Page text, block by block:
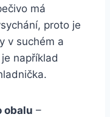
má
proto je
v suchém a
například
obalu –